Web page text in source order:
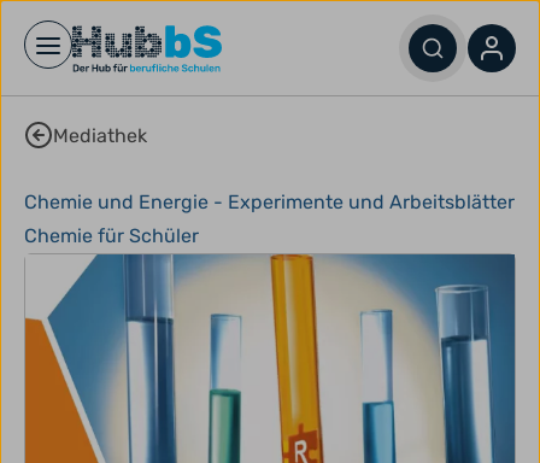
Open main menu
Mediathek
Chemie und Energie - Experimente und Arbeitsblätter
Chemie für Schüler